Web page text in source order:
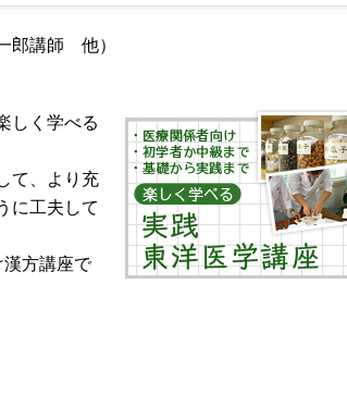
郎講師 他）
しく学べる
て、より充
に工夫して
方講座で